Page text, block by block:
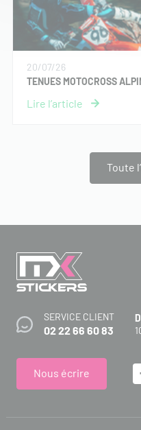
20/07/26
TENUES MOTOCROSS
Toute
SERVICE CLIENT
02 22 66 60 83
Nous écrire